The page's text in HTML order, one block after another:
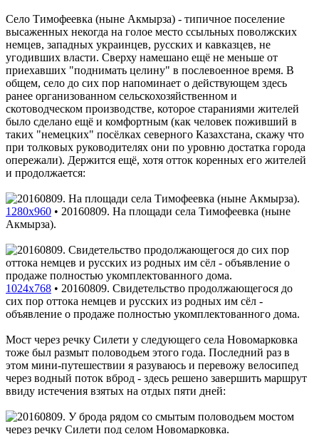
Село Тимофеевка (ныне Акмырза) - типичное поселение
высаженных некогда на голое место ссыльных поволжских
немцев, западных украинцев, русских и кавказцев, не
угодивших власти. Сверху намешано ещё не меньше от
приехавших "поднимать целину" в послевоенное время. В
общем, село до сих пор напоминает о действующем здесь
ранее организованном сельскохозяйственном и
скотоводческом производстве, которое стараниями жителей
было сделано ещё и комфортным (как человек поживший в
таких "немецких" посёлках северного Казахстана, скажу что
при толковых руководителях они по уровню достатка города
опережали). Держится ещё, хотя отток коренных его жителей
и продолжается:
1280x960 • 20160809. На площади села Тимофеевка (ныне
Акмырза).
1024x768 • 20160809. Свидетельство продолжающегося до
сих пор оттока немцев и русских из родных им сёл -
объявление о продаже полностью укомплектованного дома.
Мост через речку Силети у следующего села Новомарковка
тоже был размыт половодьем этого года. Последний раз в
этом мини-путешествии я разуваюсь и перевожу велосипед
через водный поток вброд - здесь решено завершить маршрут
ввиду истечения взятых на отдых пяти дней: